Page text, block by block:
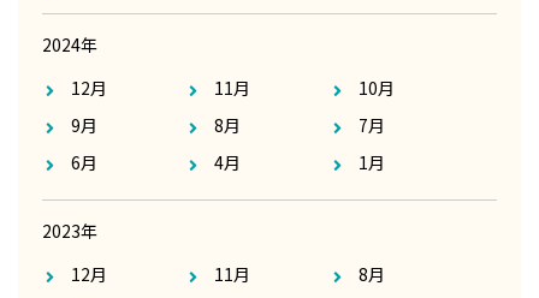
2024年
12月
11月
10月
9月
8月
7月
6月
4月 1月
2023年
12月
11月
8月